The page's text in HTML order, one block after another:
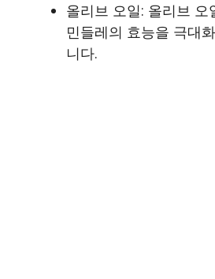
올리브 오일: 올리브 오
민들레의 효능을 극대
니다.